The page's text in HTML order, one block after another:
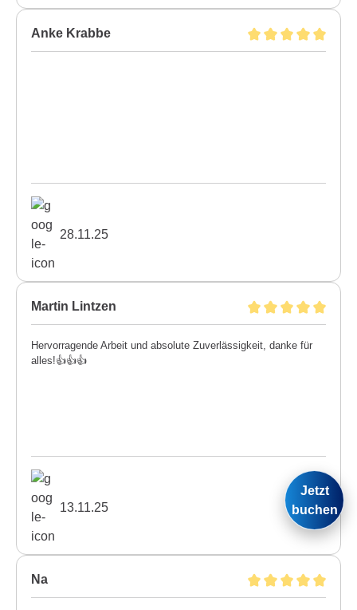
Anke Krabbe
28.11.25
Martin Lintzen
Hervorragende Arbeit und absolute Zuverlässigkeit, danke für
alles!👍👍👍
13.11.25
Na
Jetzt
buchen